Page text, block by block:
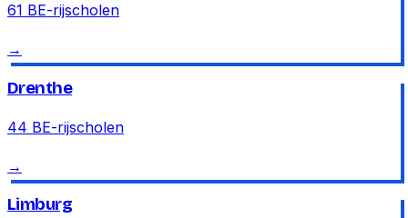
61 BE-rijscholen
→
Drenthe
44 BE-rijscholen
→
Limburg